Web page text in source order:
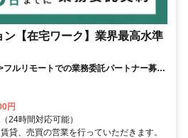
【在宅ワーク】業界最高水準
ルリモートでの業務委託パートナー募
円
24時間対応可能）
貸、売買の営業を行っていただきます。